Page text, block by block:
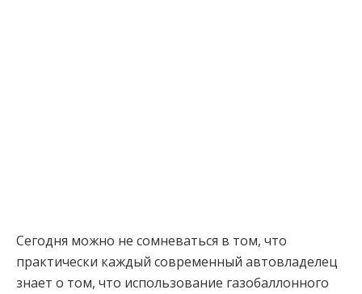
Сегодня можно не сомневаться в том, что
практически каждый современный автовладелец
знает о том, что использование газобаллонного